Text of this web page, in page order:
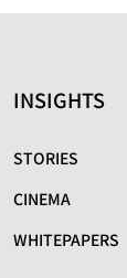
INSIGHTS
STORIES
CINEMA
WHITEPAPERS